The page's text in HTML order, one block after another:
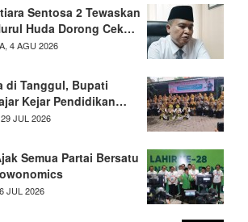
Sentosa 2 Tewaskan
Huda Dorong Cek…
4 AGU 2026
di Tanggul, Bupati
Kejar Pendidikan…
JUL 2026
Semua Partai Bersatu
JUL 2026